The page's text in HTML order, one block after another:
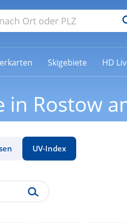
Skigebiete HD
in Rostow
UV-Index